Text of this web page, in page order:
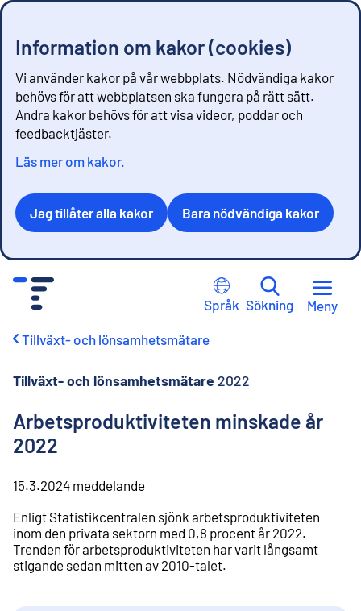
Information om kakor (cookies)
Vi använder kakor på vår webbplats. Nödvändiga kakor
behövs för att webbplatsen ska fungera på rätt sätt.
Andra kakor behövs för att visa videor, poddar och
feedbacktjäster.
Läs mer om kakor.
Jag tillåter alla kakor Bara nödvändiga kakor
Språk Sökning Meny
Tillväxt- och lönsamhetsmätare
Tillväxt- och lönsamhetsmätare 2022
Arbetsproduktiviteten minskade år
2022
15.3.2024 meddelande
Enligt Statistikcentralen sjönk arbetsproduktiviteten
inom den privata sektorn med 0,8 procent år 2022.
Trenden för arbetsproduktiviteten har varit långsamt
stigande sedan mitten av 2010-talet.